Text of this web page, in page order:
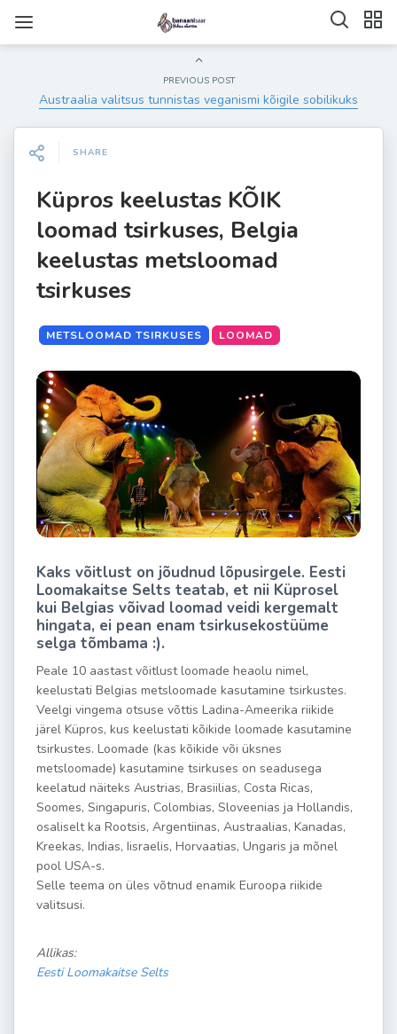
PREVIOUS POST
Austraalia valitsus tunnistas veganismi kõigile sobilikuks
SHARE
Küpros keelustas KÕIK
loomad tsirkuses, Belgia
keelustas metsloomad
tsirkuses
METSLOOMAD TSIRKUSES LOOMAD
Kaks võitlust on jõudnud lõpusirgele. Eesti
Loomakaitse Selts teatab, et nii Küprosel
kui Belgias võivad loomad veidi kergemalt
hingata, ei pean enam tsirkusekostüüme
selga tõmbama :).
Peale 10 aastast võitlust loomade heaolu nimel,
keelustati Belgias metsloomade kasutamine tsirkustes.
Veelgi vingema otsuse võttis Ladina-Ameerika riikide
järel Küpros, kus keelustati kõikide loomade kasutamine
tsirkustes. Loomade (kas kõikide või üksnes
metsloomade) kasutamine tsirkuses on seadusega
keelatud näiteks Austrias, Brasiilias, Costa Ricas,
Soomes, Singapuris, Colombias, Sloveenias ja Hollandis,
osaliselt ka Rootsis, Argentiinas, Austraalias, Kanadas,
Kreekas, Indias, Iisraelis, Horvaatias, Ungaris ja mõnel
pool USA-s.
Selle teema on üles võtnud enamik Euroopa riikide
valitsusi.
Allikas:
Eesti Loomakaitse Selts